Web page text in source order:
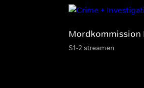
Mordkommission
S1-2 streamen